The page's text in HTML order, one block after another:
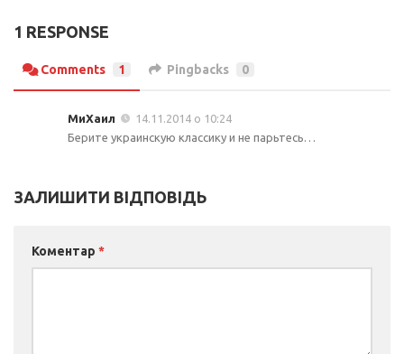
1 RESPONSE
Comments 1 Pingbacks 0
МиХаил
14.11.2014 о 10:24
Берите украинскую классику и не парьтесь…
ЗАЛИШИТИ ВІДПОВІДЬ
Коментар *